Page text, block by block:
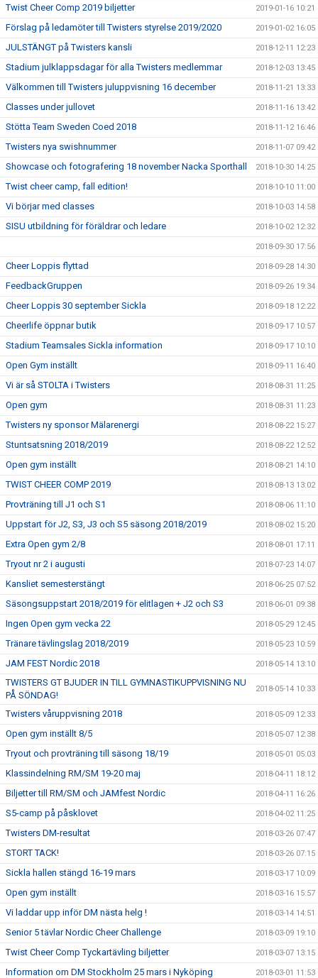
Twist Cheer Comp 2019 biljetter 2019-01-16 10:21
Förslag på ledamöter till Twisters styrelse 2019/2020 2019-01-02 16:05
JULSTÄNGT på Twisters kansli 2018-12-11 12:23
Stadium julklappsdagar för alla Twisters medlemmar 2018-12-03 13:45
Välkommen till Twisters juluppvisning 16 december 2018-11-21 13:33
Classes under jullovet 2018-11-16 13:42
Stötta Team Sweden Coed 2018 2018-11-12 16:46
Twisters nya swishnummer 2018-11-07 09:42
Showcase och fotografering 18 november Nacka Sporthall 2018-10-30 14:25
Twist cheer camp, fall edition! 2018-10-10 11:00
Vi börjar med classes 2018-10-03 14:58
SISU utbildning för föräldrar och ledare 2018-10-02 12:32
2018-09-30 17:56
Cheer Loppis flyttad 2018-09-28 14:30
FeedbackGruppen 2018-09-26 19:34
Cheer Loppis 30 september Sickla 2018-09-18 12:22
Cheerlife öppnar butik 2018-09-17 10:57
Stadium Teamsales Sickla information 2018-09-17 10:10
Open Gym inställt 2018-09-11 16:40
Vi är så STOLTA i Twisters 2018-08-31 11:25
Open gym 2018-08-31 11:23
Twisters ny sponsor Mälarenergi 2018-08-22 15:27
Stuntsatsning 2018/2019 2018-08-22 12:52
Open gym inställt 2018-08-21 14:10
TWIST CHEER COMP 2019 2018-08-13 13:02
Provträning till J1 och S1 2018-08-06 11:10
Uppstart för J2, S3, J3 och S5 säsong 2018/2019 2018-08-02 15:20
Extra Open gym 2/8 2018-08-01 17:11
Tryout nr 2 i augusti 2018-07-23 14:07
Kansliet semesterstängt 2018-06-25 07:52
Säsongsuppstart 2018/2019 för elitlagen + J2 och S3 2018-06-01 09:38
Ingen Open gym vecka 22 2018-05-29 12:45
Tränare tävlingslag 2018/2019 2018-05-23 10:59
JAM FEST Nordic 2018 2018-05-14 13:10
TWISTERS GT BJUDER IN TILL GYMNASTIKUPPVISNING NU
PÅ SÖNDAG!
2018-05-14 10:33
Twisters våruppvisning 2018 2018-05-09 12:33
Open gym inställt 8/5 2018-05-07 12:38
Tryout och provträning till säsong 18/19 2018-05-01 05:03
Klassindelning RM/SM 19-20 maj 2018-04-11 18:12
Biljetter till RM/SM och JAMfest Nordic 2018-04-11 16:26
S5-camp på påsklovet 2018-04-02 11:25
Twisters DM-resultat 2018-03-26 07:47
STORT TACK! 2018-03-26 07:15
Sickla hallen stängd 16-19 mars 2018-03-17 10:09
Open gym inställt 2018-03-16 15:57
Vi laddar upp inför DM nästa helg ! 2018-03-14 14:51
Senior 5 tävlar Nordic Cheer Challenge 2018-03-09 19:10
Twist Cheer Comp Tyckartävling biljetter 2018-03-07 13:15
Information om DM Stockholm 25 mars i Nyköping 2018-03-01 11:53